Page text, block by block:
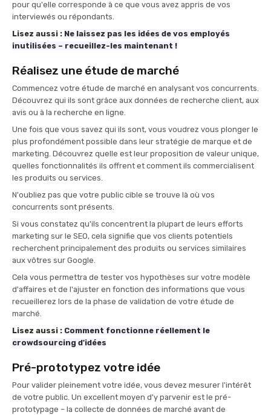
pour qu'elle corresponde à ce que vous avez appris de vos
interviewés ou répondants.
Lisez aussi : Ne laissez pas les idées de vos employés
inutilisées – recueillez-les maintenant !
Réalisez une étude de marché
Commencez votre étude de marché en analysant vos concurrents.
Découvrez qui ils sont grâce aux données de recherche client, aux
avis ou à la recherche en ligne.
Une fois que vous savez qui ils sont, vous voudrez vous plonger le
plus profondément possible dans leur stratégie de marque et de
marketing. Découvrez quelle est leur proposition de valeur unique,
quelles fonctionnalités ils offrent et comment ils commercialisent
les produits ou services.
N'oubliez pas que votre public cible se trouve là où vos
concurrents sont présents.
Si vous constatez qu'ils concentrent la plupart de leurs efforts
marketing sur le SEO, cela signifie que vos clients potentiels
recherchent principalement des produits ou services similaires
aux vôtres sur Google.
Cela vous permettra de tester vos hypothèses sur votre modèle
d'affaires et de l'ajuster en fonction des informations que vous
recueillerez lors de la phase de validation de votre étude de
marché.
Lisez aussi : Comment fonctionne réellement le
crowdsourcing d'idées
Pré-prototypez votre idée
Pour valider pleinement votre idée, vous devez mesurer l'intérêt
de votre public. Un excellent moyen d'y parvenir est le pré-
prototypage – la collecte de données de marché avant de